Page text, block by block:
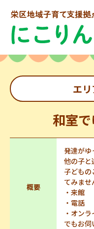
エ
和室
概要
発達がゆ
他の子と
子どもの
てみませ
・来館
・電話
・オン
でもお伺